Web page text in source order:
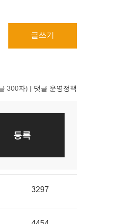
글쓰기
3297